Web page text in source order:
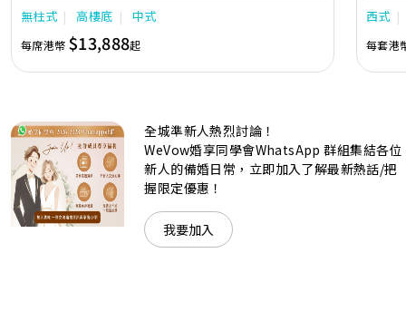
隊由策劃統籌至所有婚宴每個細節，唯港薈都力臻完美，保證
讓您留下獨特的醉人回憶。 擁有時尚高樓頂的Silverbox宴會
廳，配置了全套先進的視聽影音及燈光設備配套，並採用極富
現代時尚感的水晶玻璃燈，演繹出與別不同的經典神韻。不論
準新人的個性及預算﹔保證為您打造夢寐以求的特別日子，令
賓客永誌難忘！
無柱式 高樓底 中式
每席港幣 $13,888起
西式
每套港
全城準新人熱烈討論！
WeVow婚享同學會WhatsApp 群組集結各位
新人的備婚日常，立即加入了解最新熱話/把
握限定優惠！
我要加入